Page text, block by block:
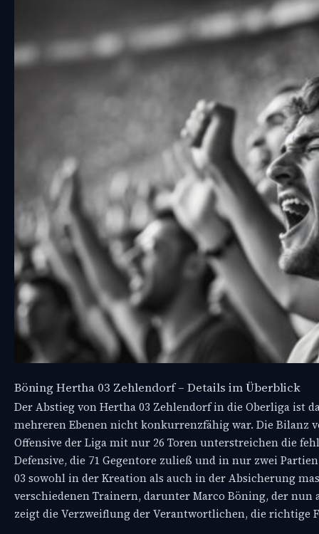
Böning Hertha 03 Zehlendorf – Details im Überblick
Der Abstieg von Hertha 03 Zehlendorf in die Oberliga ist
mehreren Ebenen nicht konkurrenzfähig war. Die Bilanz
Offensive der Liga mit nur 26 Toren unterstreichen die
Defensive, die 71 Gegentore zuließ und in nur zwei
03 sowohl in der Kreation als auch in der Absicherung
verschiedenen Trainern, darunter Marco Böning, der
zeigt die Verzweiflung der Verantwortlichen, die richtige